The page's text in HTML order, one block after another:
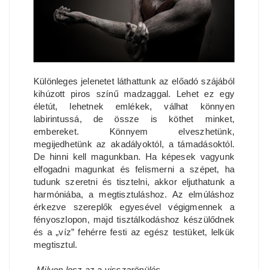
Különleges jelenetet láthattunk az előadó szájából
kihúzott piros színű madzaggal. Lehet ez egy
életút, lehetnek emlékek, válhat könnyen
labirintussá, de össze is köthet minket,
embereket. Könnyem elveszhetünk,
megijedhetünk az akadályoktól, a támadásoktól.
De hinni kell magunkban. Ha képesek vagyunk
elfogadni magunkat és felismerni a szépet, ha
tudunk szeretni és tisztelni, akkor eljuthatunk a
harmóniába, a megtisztuláshoz. Az elmúláshoz
érkezve szereplők egyesével végigmennek a
fényoszlopon, majd tisztálkodáshoz készülődnek
és a „víz” fehérre festi az egész testüket, lelkük
megtisztul.